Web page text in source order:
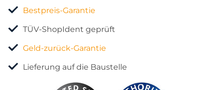
Bestpreis-Garantie
TÜV-ShopIdent geprüft
Geld-zurück-Garantie
Lieferung auf die Baustelle